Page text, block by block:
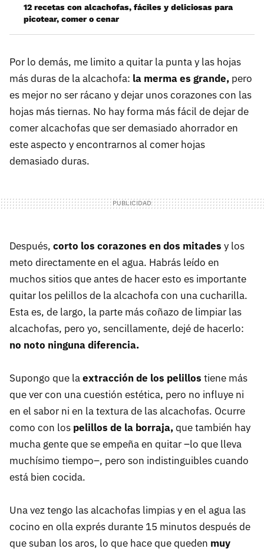
12 recetas con alcachofas, fáciles y deliciosas para
picotear, comer o cenar
Por lo demás, me limito a quitar la punta y las hojas
más duras de la alcachofa: la merma es grande, pero
es mejor no ser rácano y dejar unos corazones con las
hojas más tiernas. No hay forma más fácil de dejar de
comer alcachofas que ser demasiado ahorrador en
este aspecto y encontrarnos al comer hojas
demasiado duras.
Después, corto los corazones en dos mitades y los
meto directamente en el agua. Habrás leído en
muchos sitios que antes de hacer esto es importante
quitar los pelillos de la alcachofa con una cucharilla.
Esta es, de largo, la parte más coñazo de limpiar las
alcachofas, pero yo, sencillamente, dejé de hacerlo:
no noto ninguna diferencia.
Supongo que laextracción de los pelillos tiene más
que ver con una cuestión estética, pero no influye ni
en el sabor ni en la textura de las alcachofas. Ocurre
como con los pelillos de la borraja,que también hay
mucha gente que se empeña en quitar –lo que lleva
muchísimo tiempo–, pero son indistinguibles cuando
está bien cocida.
Una vez tengo las alcachofas limpias y en el agua las
cocino en olla exprés durante 15 minutos después de
que suban los aros, lo que hace que queden muy